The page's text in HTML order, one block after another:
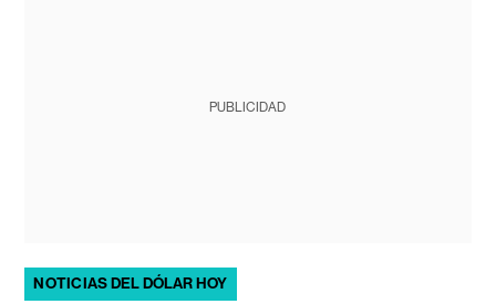
PUBLICIDAD
NOTICIAS DEL DÓLAR HOY